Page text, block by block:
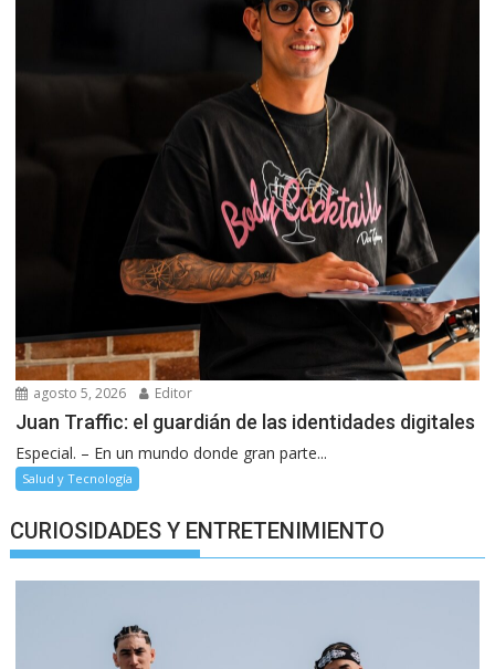
agosto 5, 2026 Editor
Juan Traffic: el guardián de las identidades digitales
Especial. – En un mundo donde gran parte...
Salud y Tecnología
CURIOSIDADES Y ENTRETENIMIENTO